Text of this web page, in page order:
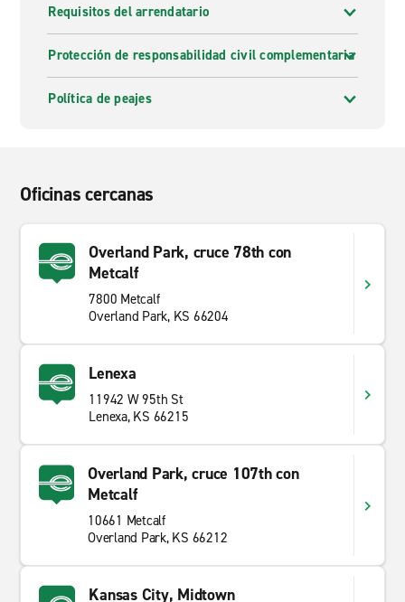
Requisitos del arrendatario
Protección de responsabilidad civil complementaria
Política de peajes
Oficinas cercanas
Overland Park, cruce 78th con
Metcalf
7800 Metcalf
Overland Park, KS 66204
Lenexa
11942 W 95th St
Lenexa, KS 66215
Overland Park, cruce 107th con
Metcalf
10661 Metcalf
Overland Park, KS 66212
Kansas City, Midtown